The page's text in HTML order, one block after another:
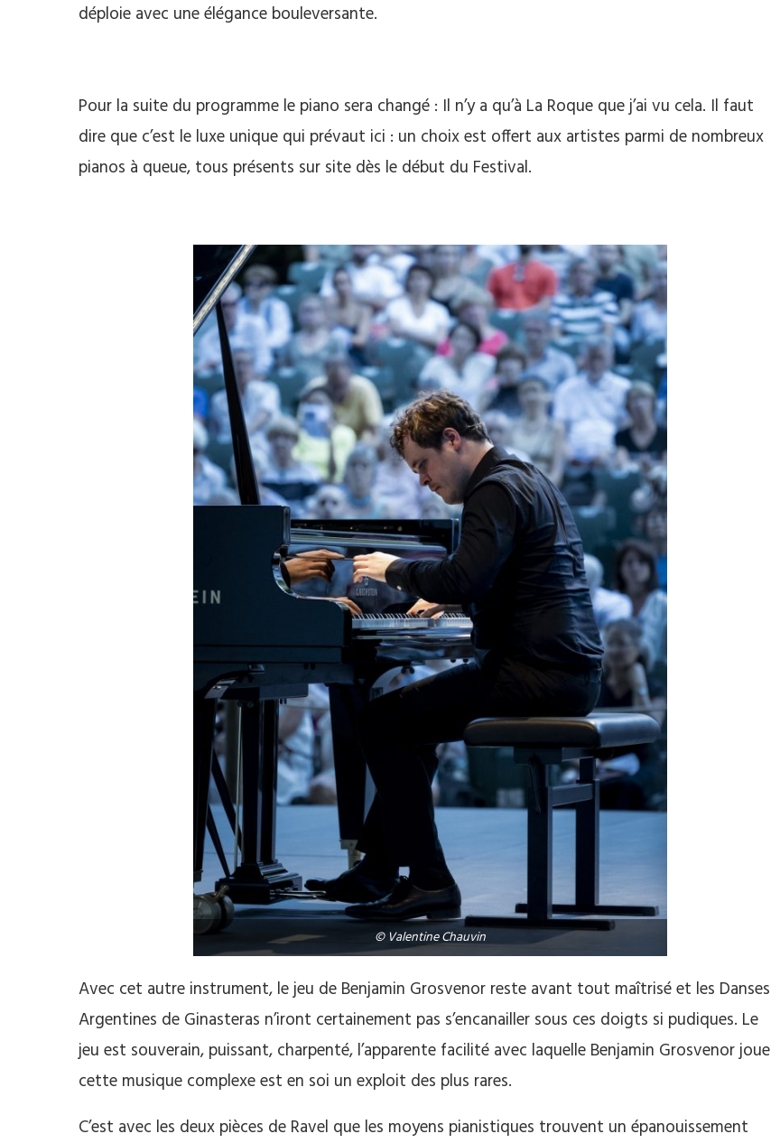
déploie avec une élégance bouleversante.
Pour la suite du programme le piano sera changé : Il n’y a qu’à La Roque que j’ai vu cela. Il faut
dire que c’est le luxe unique qui prévaut ici : un choix est offert aux artistes parmi de nombreux
pianos à queue, tous présents sur site dès le début du Festival.
© Valentine Chauvin
Avec cet autre instrument, le jeu de Benjamin Grosvenor reste avant tout maîtrisé et les Danses
Argentines de Ginasteras n’iront certainement pas s’encanailler sous ces doigts si pudiques. Le
jeu est souverain, puissant, charpenté, l’apparente facilité avec laquelle Benjamin Grosvenor joue
cette musique complexe est en soi un exploit des plus rares.
C’est avec les deux pièces de Ravel que les moyens pianistiques trouvent un épanouissement